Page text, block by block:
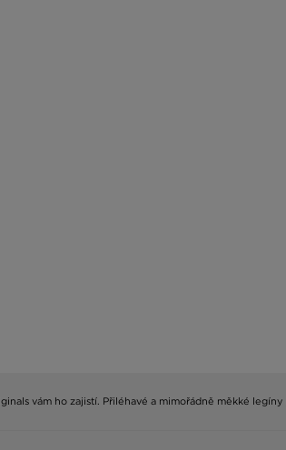
vám ho zajistí. Přiléhavé a mimořádně měkké